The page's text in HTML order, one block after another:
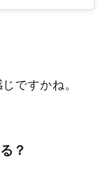
ですかね。
？